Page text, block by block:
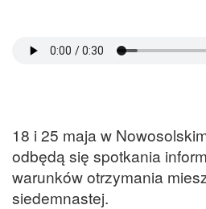
18 i 25 maja w
odbędą się spotkania
warunków otrzymania
siedemnastej.